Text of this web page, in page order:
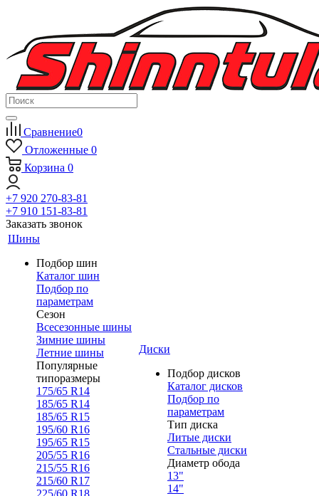
Сравнение0
Отложенные 0
Корзина 0
+7 920 270-83-81
+7 910 151-83-81
Заказать звонок
Шины
Подбор шин
Каталог шин
Подбор по
параметрам
Сезон
Всесезонные шины
Зимние шины
Летние шины
Популярные
типоразмеры
175/65 R14
185/65 R14
185/65 R15
195/60 R16
195/65 R15
205/55 R16
215/55 R16
215/60 R17
225/60 R18
Диски
Подбор дисков
Каталог дисков
Подбор по
параметрам
Тип диска
Литые диски
Стальные диски
Диаметр обода
13"
14"